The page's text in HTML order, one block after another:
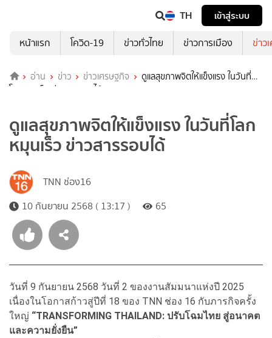
TH
เข้าสู่ระบบ
หน้าแรก
โควิด-19 ข่าวทั่วไทย ข่าวการเมือง ข่าว
อ่าน ข่าว ข่าวเศรษฐกิจ
ดูแลสุขภาพจิตให้แข็งแรง ในวันที่
โลกหมุนเร็ว ข่าวสารรอบได้
ดูแลสุขภาพจิตให้แข็งแรง ในวันที่โลก
หมุนเร็ว ข่าวสารรอบได้
TNN ช่อง16
10 กันยายน 2568 ( 13:17 )
65
วันที่ 9 กันยายน 2568 วันที่ 2 ของงานสัมมนาแห่งปี 2025
เนื่องในโอกาสก้าวสู่ปีที่ 18 ของ TNN ช่อง 16 กับภารกิจครั้ง
ใหญ่ “TRANSFORMING THAILAND: ปรับโฉมไทย สู่อนาคต
และความยั่งยืน”